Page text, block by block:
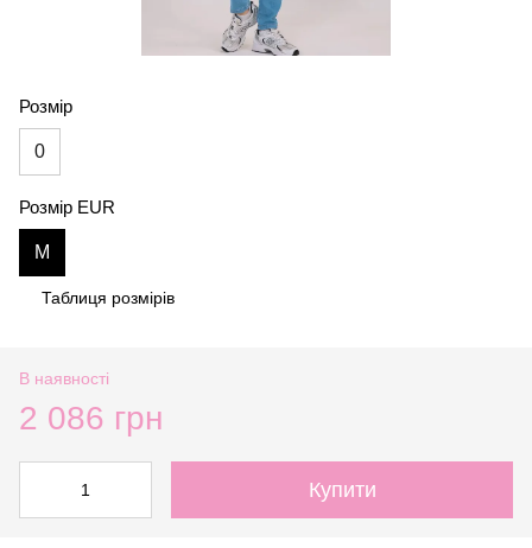
Розмір
0
Розмір EUR
M
Таблиця розмірів
В наявності
2 086 грн
Купити